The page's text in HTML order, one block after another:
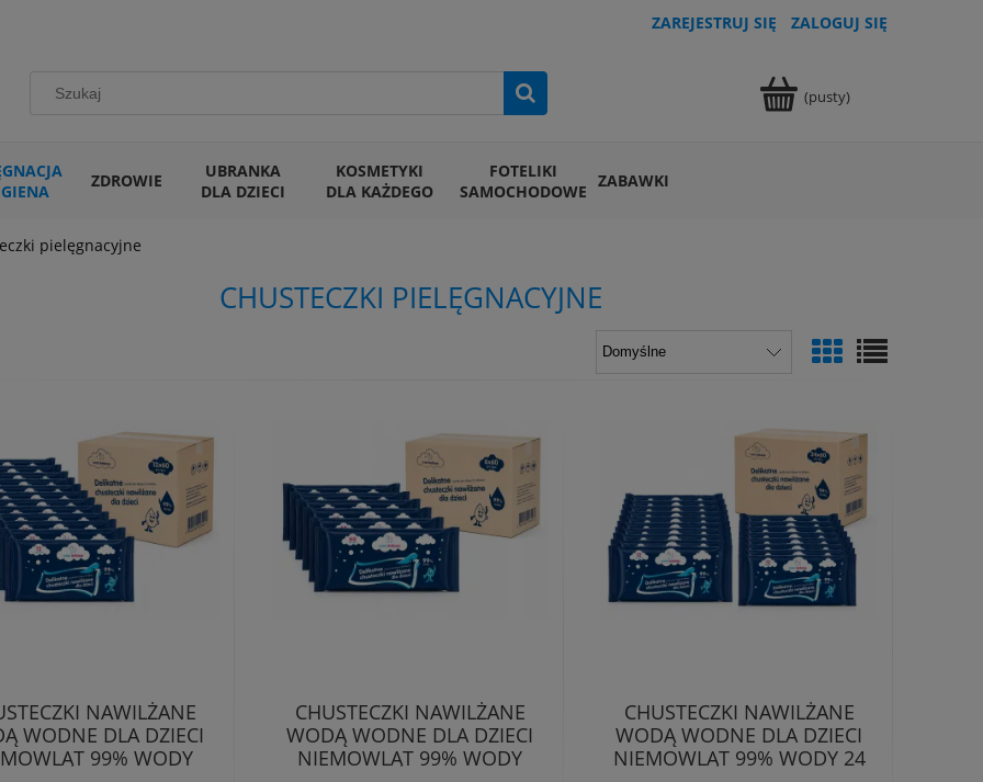
ZAREJESTRUJ SIĘ ZALOGUJ SIĘ
(pusty)
ZDROWIE
UBRANKA
DLA DZIECI
KOSMETYKI
DLA KAŻDEGO
FOTELIKI
SAMOCHODOWE ZABAWKI
pielęgnacyjne
CHUSTECZKI PIELĘGNACYJNE
NAWILŻANE
WODNE DLA DZIECI
99% WODY
CHUSTECZKI NAWILŻANE
WODĄ WODNE DLA DZIECI
NIEMOWLĄT 99% WODY
CHUSTECZKI NAWILŻANE
WODĄ WODNE DLA DZIECI
NIEMOWLĄT 99% WODY 24